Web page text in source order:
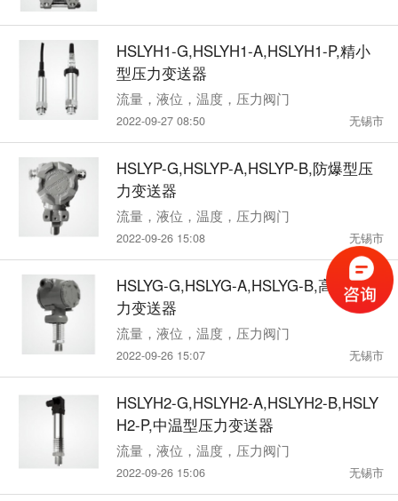
HSLYH1-G,HSLYH1-A,HSLYH1-P,精小
型压力变送器
流量，液位，温度，压力阀门
2022-09-27 08:50 无锡市
HSLYP-G,HSLYP-A,HSLYP-B,防爆型压
力变送器
流量，液位，温度，压力阀门
2022-09-26 15:08 无锡市
HSLYG-G,HSLYG-A,HSLYG-B,高温型压
力变送器
流量，液位，温度，压力阀门
2022-09-26 15:07 无锡市
HSLYH2-G,HSLYH2-A,HSLYH2-B,HSLY
H2-P,中温型压力变送器
流量，液位，温度，压力阀门
2022-09-26 15:06 无锡市